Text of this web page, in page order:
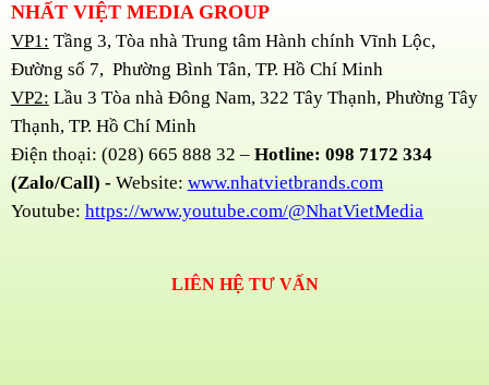
NHẤT VIỆT MEDIA GROUP
VP1: Tầng 3, Tòa nhà Trung tâm Hành chính Vĩnh Lộc,
Đường số 7, Phường Bình Tân, TP. Hồ Chí Minh
VP2: Lầu 3 Tòa nhà Đông Nam, 322 Tây Thạnh, Phường Tây
Thạnh, TP. Hồ Chí Minh
Điện thoại: (028) 665 888 32 – Hotline: 098 7172 334
(Zalo/Call) - Website: www.nhatvietbrands.com
Youtube: https://www.youtube.com/@NhatVietMedia
LIÊN HỆ TƯ VẤN